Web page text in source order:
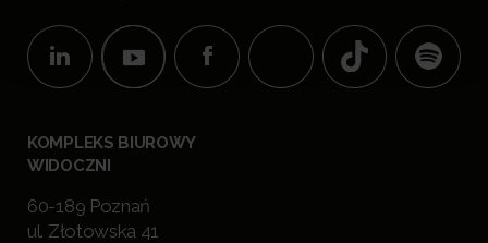
KOMPLEKS BIUROWY
WIDOCZNI
60-189 Poznań
ul. Złotowska 41